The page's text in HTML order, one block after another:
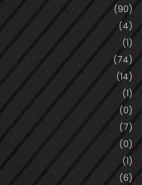
(90)
(4)
(1)
(74)
(14)
(1)
(0)
(7)
(0)
(1)
(6)